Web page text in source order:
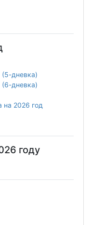
(5-дневка)
(6-дневка)
на 2026 год
году